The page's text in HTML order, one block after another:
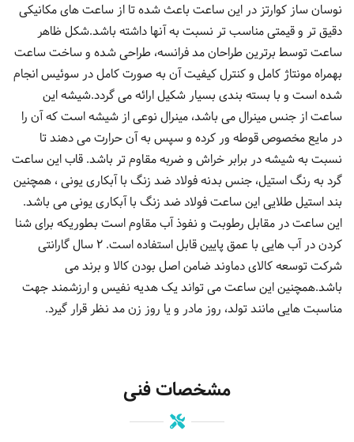
نوسان ساز کوارتز در این ساعت باعث شده تا از ساعت های مکانیکی
دقیق تر و قیمتی مناسب تر نسبت به آنها داشته باشد.شکل ظاهر
ساعت توسط برترین طراحان مد فرانسه، طراحی شده و ساخت ساعت
بهمراه مونتاژ کامل و کنترل کیفیت آن به صورت کامل در سوئیس انجام
شده است و با بسته بندی بسیار شکیل ارائه می گردد.شیشه این
ساعت از جنس مینرال می باشد، مینرال نوعی از شیشه است که آن را
در مایع مخصوص قوطه ور کرده و سپس به آن حرارت می دهند تا
نسبت به شیشه در برابر خراش و ضربه مقاوم تر باشد. قاب این ساعت
گرد به رنگ استیل، جنس بدنه فولاد ضد زنگ با آبکاری یونی ، همچنین
بند استیل طلایی این ساعت فولاد ضد زنگ با آبکاری یونی می باشد.
این ساعت در مقابل رطوبت و نفوذ آب مقاوم است بطوریکه برای شنا
کردن در آب هایی با عمق پایین قابل استفاده است. 2 سال گارانتی
شرکت توسعه کالای دماوند ضامن اصل بودن کالا و برند می
باشد.همچنین این ساعت می تواند یک هدیه نفیس و ارزشمند جهت
مناسبت هایی مانند تولد، روز مادر و یا روز زن مد نظر قرار گیرد.
مشخصات فنی